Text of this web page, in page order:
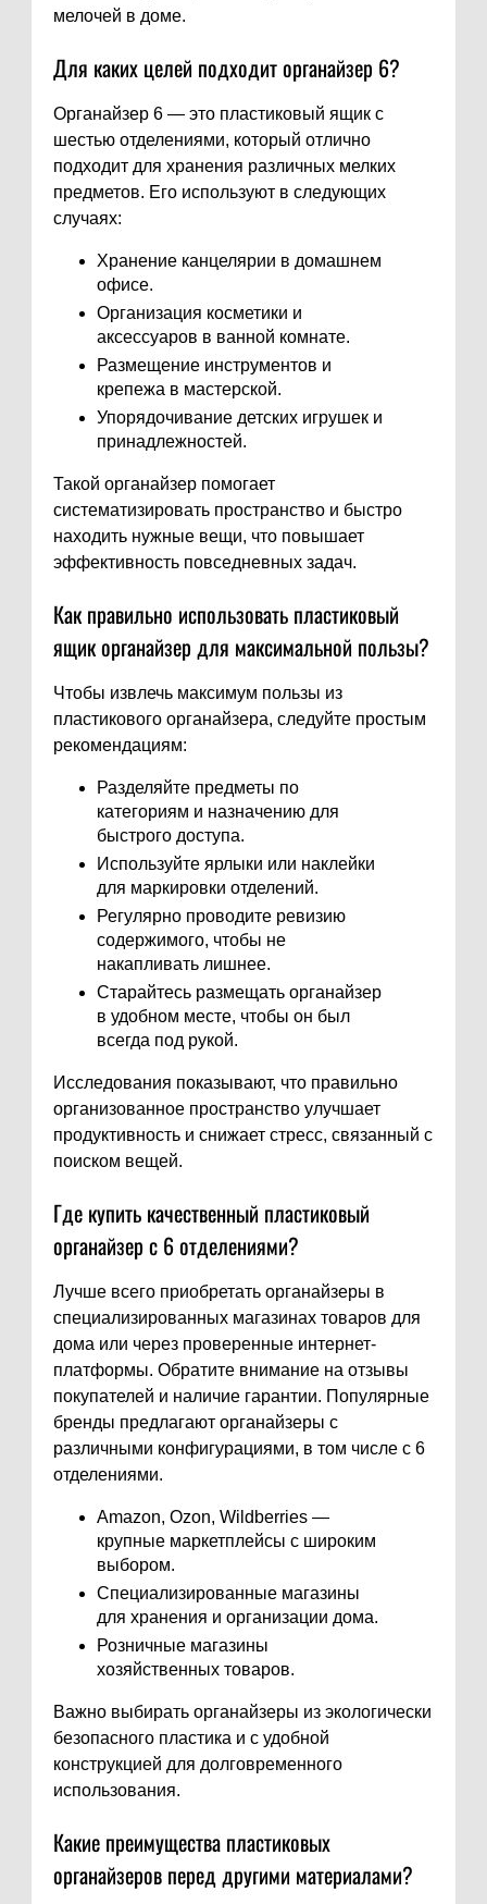
мелочей в доме.
Для каких целей подходит органайзер 6?
Органайзер 6 — это пластиковый ящик с
шестью отделениями, который отлично
подходит для хранения различных мелких
предметов. Его используют в следующих
случаях:
Хранение канцелярии в домашнем
офисе.
Организация косметики и
аксессуаров в ванной комнате.
Размещение инструментов и
крепежа в мастерской.
Упорядочивание детских игрушек и
принадлежностей.
Такой органайзер помогает
систематизировать пространство и быстро
находить нужные вещи, что повышает
эффективность повседневных задач.
Как правильно использовать пластиковый
ящик органайзер для максимальной пользы?
Чтобы извлечь максимум пользы из
пластикового органайзера, следуйте простым
рекомендациям:
Разделяйте предметы по
категориям и назначению для
быстрого доступа.
Используйте ярлыки или наклейки
для маркировки отделений.
Регулярно проводите ревизию
содержимого, чтобы не
накапливать лишнее.
Старайтесь размещать органайзер
в удобном месте, чтобы он был
всегда под рукой.
Исследования показывают, что правильно
организованное пространство улучшает
продуктивность и снижает стресс, связанный с
поиском вещей.
Где купить качественный пластиковый
органайзер с 6 отделениями?
Лучше всего приобретать органайзеры в
специализированных магазинах товаров для
дома или через проверенные интернет-
платформы. Обратите внимание на отзывы
покупателей и наличие гарантии. Популярные
бренды предлагают органайзеры с
различными конфигурациями, в том числе с 6
отделениями.
Amazon, Ozon, Wildberries —
крупные маркетплейсы с широким
выбором.
Специализированные магазины
для хранения и организации дома.
Розничные магазины
хозяйственных товаров.
Важно выбирать органайзеры из экологически
безопасного пластика и с удобной
конструкцией для долговременного
использования.
Какие преимущества пластиковых
органайзеров перед другими материалами?